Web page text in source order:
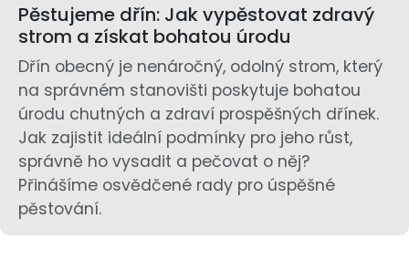
Pěstujeme dřín: Jak vypěstovat zdravý
strom a získat bohatou úrodu
Dřín obecný je nenáročný, odolný strom, který
na správném stanovišti poskytuje bohatou
úrodu chutných a zdraví prospěšných dřínek.
Jak zajistit ideální podmínky pro jeho růst,
správně ho vysadit a pečovat o něj?
Přinášíme osvědčené rady pro úspěšné
pěstování.